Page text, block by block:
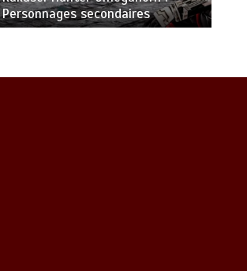
Personnages secondaires